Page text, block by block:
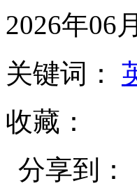
2026年
关键词：
收藏：
分享到：